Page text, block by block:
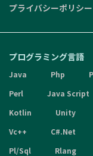
プライバシーポリシー
プログラミング言語
Java Php
Perl
Java Script
Kotlin
Unity
Vc++
C#.Net
Pl/Sql
Rlang